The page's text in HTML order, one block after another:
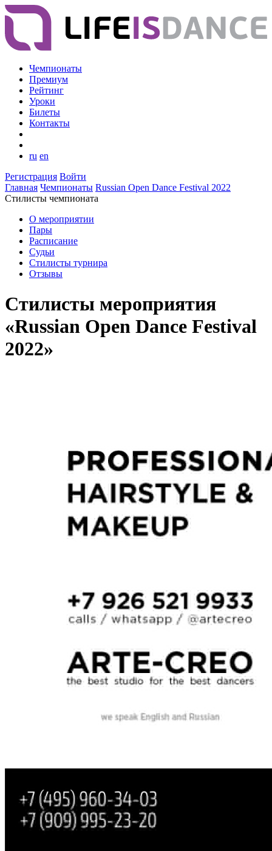
Чемпионаты
Премиум
Рейтинг
Уроки
Билеты
Контакты
ru en
Регистрация Войти
Главная Чемпионаты Russian Open Dance Festival 2022
Стилисты чемпионата
О мероприятии
Пары
Расписание
Судьи
Стилисты турнира
Отзывы
Стилисты мероприятия
«Russian Open Dance Festival
2022»